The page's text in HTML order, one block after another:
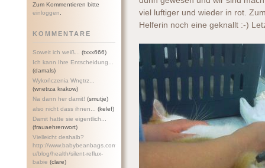
Zum Kommentieren bitte
einloggen
KOMMENTARE
Soweit ich weiß...
(txxx666)
Ich kann Ihre Entscheidung...
(damals)
Wykończenia Wnętrz...
(wnetrza krakow)
Na dann her damit! (smutje)
also nicht dass ihnen...
(kelef)
Damit hatte sie eigentlich...
(frauaehrenwort)
Vielleicht deshalb?
http://www.babybeanbags.com.a
u/blog/health/silent-reflux-
babie (clare)
viel luftiger und wieder in rot.
Helferin noch eine geknallt :-)